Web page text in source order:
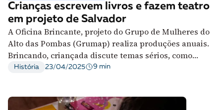
Crianças escrevem livros e fazem teatro
em projeto de Salvador
A Oficina Brincante, projeto do Grupo de Mulheres do
Alto das Pombas (Grumap) realiza produções anuais.
Brincando, criançada discute temas sérios, como
combate ao racismo e o fortalecimento da negritude
História 23/04/2025 9 min